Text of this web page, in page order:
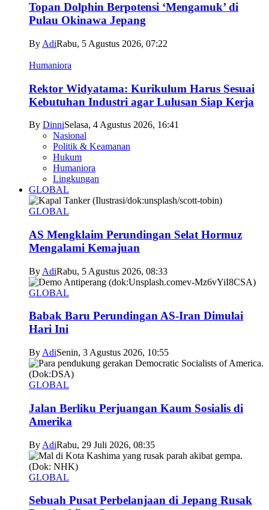
Topan Dolphin Berpotensi ‘Mengamuk’ di
Pulau Okinawa Jepang
By AdiRabu, 5 Agustus 2026, 07:22
Humaniora
Rektor Widyatama: Kurikulum Harus Sesuai
Kebutuhan Industri agar Lulusan Siap Kerja
By DinniSelasa, 4 Agustus 2026, 16:41
Nasional
Politik & Keamanan
Hukum
Humaniora
Lingkungan
GLOBAL
GLOBAL
AS Mengklaim Perundingan Selat Hormuz
Mengalami Kemajuan
By AdiRabu, 5 Agustus 2026, 08:33
GLOBAL
Babak Baru Perundingan AS-Iran Dimulai
Hari Ini
By AdiSenin, 3 Agustus 2026, 10:55
GLOBAL
Jalan Berliku Perjuangan Kaum Sosialis di
Amerika
By AdiRabu, 29 Juli 2026, 08:35
GLOBAL
Sebuah Pusat Perbelanjaan di Jepang Rusak